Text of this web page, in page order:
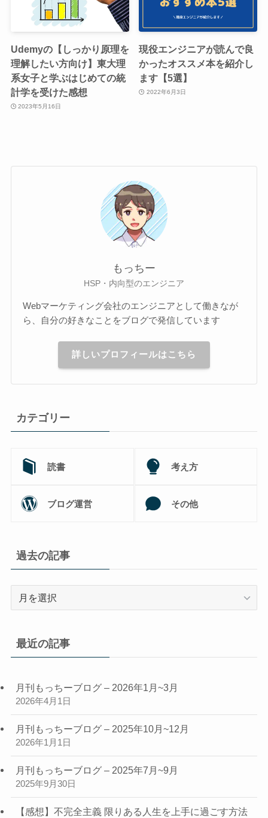
Udemyの【しっかり原理を
理解したい方向け】東大理
系女子と学ぶはじめての統
計学を受けた感想
2023年5月16日
現役エンジニアが読んで良
かったオススメ本を紹介し
ます【5選】
2022年6月3日
もっちー
HSP・内向型のエンジニア
Webマーケティング会社のエンジニアとして働きなが
ら、自分の好きなことをブログで発信しています
詳しいプロフィールはこちら
カテゴリー
読書 考え方
ブログ運営 その他
過去の記事
記
最近の記事
月刊もっちーブログ – 2026年1月~3月
2026年4月1日
月刊もっちーブログ – 2025年10月~12月
2026年1月1日
月刊もっちーブログ – 2025年7月~9月
2025年9月30日
【感想】不完全主義 限りある人生を上手に過ごす方法